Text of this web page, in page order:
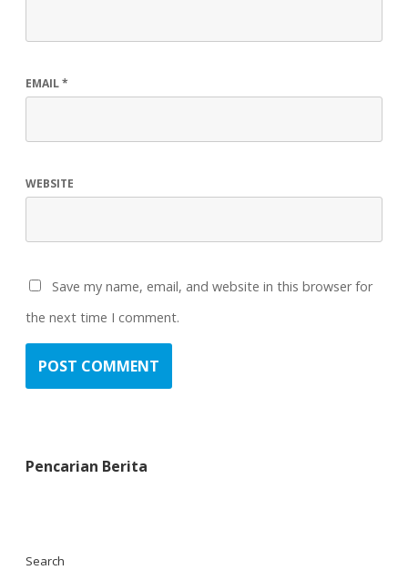
EMAIL*
WEBSITE
Save my name, email, and website in this browser for
the next time I comment.
Pencarian Berita
Search